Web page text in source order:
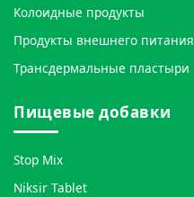
Колоидные продукты
Продукты внешнего питания
Трансдермальные пластыри
Пищевые добавки
Stop Mix
Niksir Tablet